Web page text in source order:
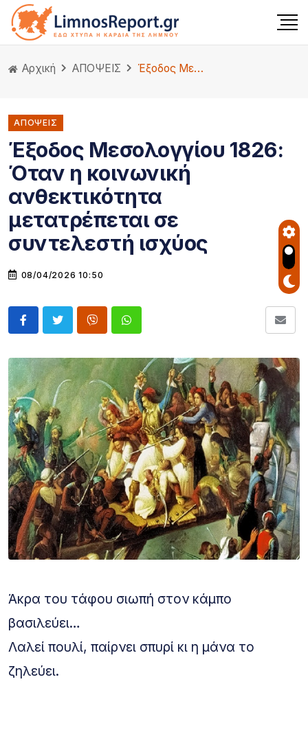
Αρχική ΑΠΟΨΕΙΣ Έξοδος Μεσολογγίου 1826: Όταν η κοινωνική ανθεκτικότητα μετατρέπεται σε συντελεστή ισχύος
ΑΠΟΨΕΙΣ
Έξοδος Μεσολογγίου 1826:
Όταν η κοινωνική
ανθεκτικότητα
μετατρέπεται σε
συντελεστή ισχύος
08/04/2026 10:50
Άκρα του τάφου σιωπή στον κάμπο
βασιλεύει…
Λαλεί πουλί, παίρνει σπυρί κι η μάνα το
ζηλεύει.